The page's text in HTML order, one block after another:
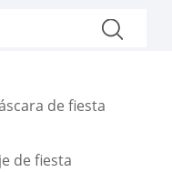
de fiesta
de fiesta